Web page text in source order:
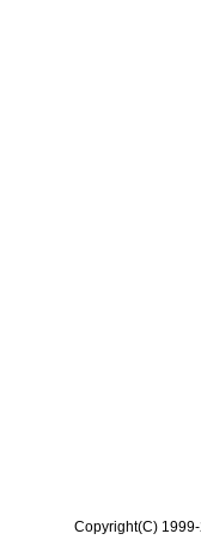
Copyright(C)